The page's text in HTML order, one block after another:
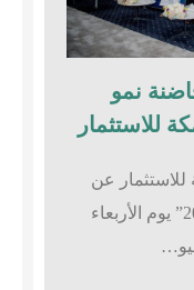
نمو
عن
تدشين “حاضنة نمو 2024” يوم الأربعاء